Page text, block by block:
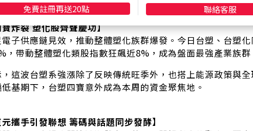
寶炸裂 塑化股齊聲慶功】
子供應鏈見效，推動整體塑化族群爆發。今日台塑、台塑
，帶動整體塑化類股指數狂飆近8%，成為盤面最強產業族
這波台塑系強漲除了反映傳統旺季外，也搭上能源政策與
基期下，台塑四寶意外成為本周的資金聚焦地。
元攜手引發聯想 籌碼與話題同步發酵】
免費註冊再送20點 聯絡客服